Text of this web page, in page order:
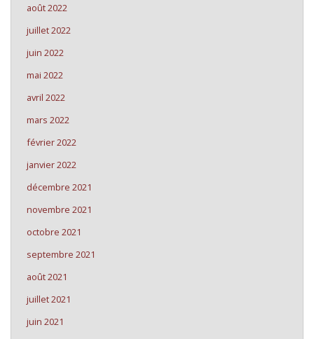
août 2022
juillet 2022
juin 2022
mai 2022
avril 2022
mars 2022
février 2022
janvier 2022
décembre 2021
novembre 2021
octobre 2021
septembre 2021
août 2021
juillet 2021
juin 2021